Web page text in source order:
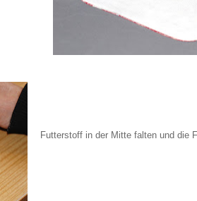
Futterstoff in der Mitte falten und die